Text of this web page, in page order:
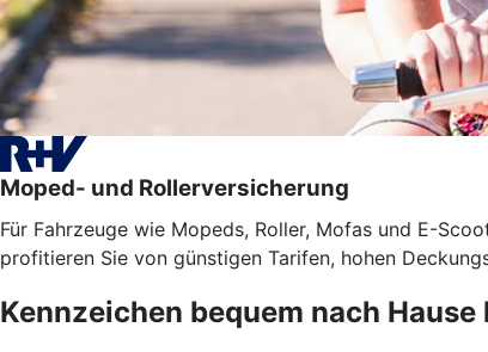
Moped- und Rollerversicherung
Für Fahrzeuge wie Mopeds, Roller, Mofas und E-
profitieren Sie von günstigen Tarifen, hohen
Kennzeichen bequem nach